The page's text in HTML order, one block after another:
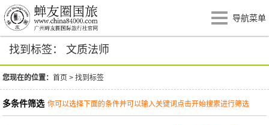
导航菜单
找到标签： 文质法师
您现在的位置：首页 >找到标签
多条件筛选 你可以选择下面的条件并可以输入关键词点击开始搜索进行筛选